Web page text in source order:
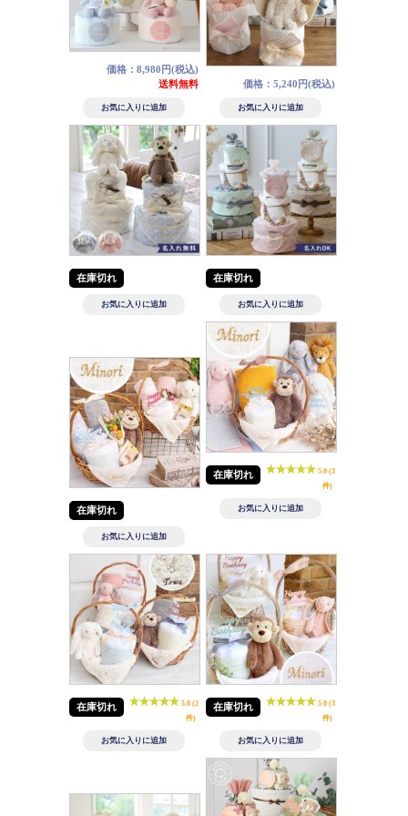
価格：8,980円(税込)
送料無料
価格：5,240円(税込)
在庫切れ 在庫切れ
在庫切れ
在庫切れ
5.0 (3
件)
在庫切れ
5.0 (2
件)
在庫切れ
5.0 (3
件)